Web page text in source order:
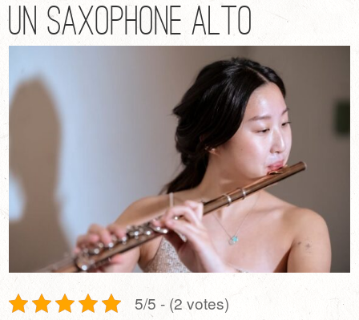
un Saxophone Alto
5/5 - (2 votes)